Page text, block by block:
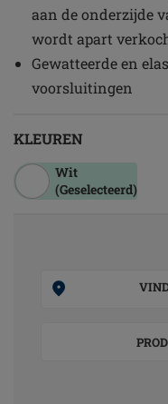
aan de onderzijde
wordt apart
Gewatteerde en
voorsluitingen
KLEUREN
Wit
(Geselecteerd)